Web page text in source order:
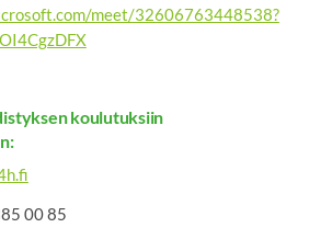
meet/32606763448538?
koulutuksiin
00 85